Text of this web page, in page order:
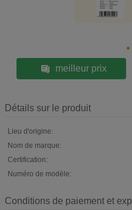
meilleur prix
Détails sur le produit
Lieu d'origine:
Nom de marque:
Certification:
Numéro de modèle:
Conditions de paiement et